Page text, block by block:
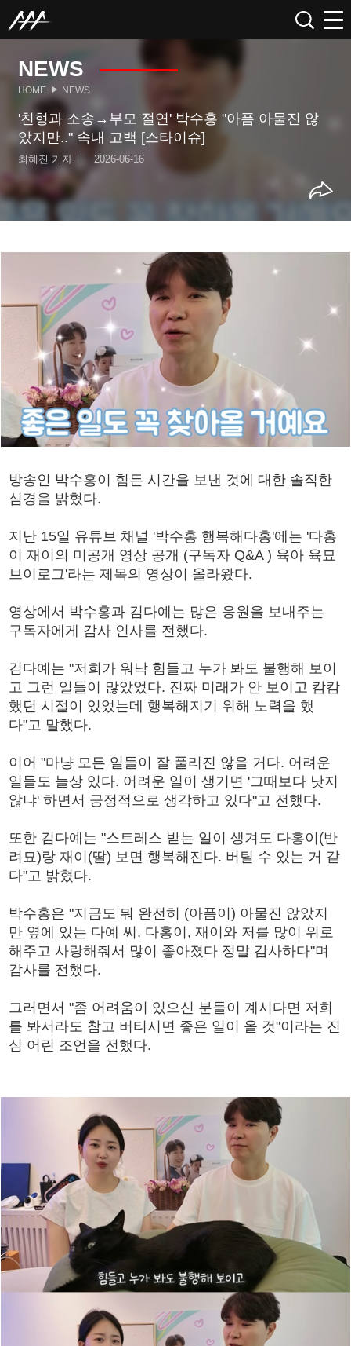
NEWS
HOME NEWS
'친형과 소송→부모 절연' 박수홍 "아픔 아물진 않
았지만.." 속내 고백 [스타이슈]
최혜진 기자 2026-06-16
방송인 박수홍이 힘든 시간을 보낸 것에 대한 솔직한
심경을 밝혔다.
지난 15일 유튜브 채널 '박수홍 행복해다홍'에는 '다홍
이 재이의 미공개 영상 공개 (구독자 Q&A ) 육아 육묘
브이로그'라는 제목의 영상이 올라왔다.
영상에서 박수홍과 김다예는 많은 응원을 보내주는
구독자에게 감사 인사를 전했다.
김다예는 "저희가 워낙 힘들고 누가 봐도 불행해 보이
고 그런 일들이 많았었다. 진짜 미래가 안 보이고 캄캄
했던 시절이 있었는데 행복해지기 위해 노력을 했
다"고 말했다.
이어 "마냥 모든 일들이 잘 풀리진 않을 거다. 어려운
일들도 늘상 있다. 어려운 일이 생기면 '그때보다 낫지
않냐' 하면서 긍정적으로 생각하고 있다"고 전했다.
또한 김다예는 "스트레스 받는 일이 생겨도 다홍이(반
려묘)랑 재이(딸) 보면 행복해진다. 버틸 수 있는 거 같
다"고 밝혔다.
박수홍은 "지금도 뭐 완전히 (아픔이) 아물진 않았지
만 옆에 있는 다예 씨, 다홍이, 재이와 저를 많이 위로
해주고 사랑해줘서 많이 좋아졌다 정말 감사하다"며
감사를 전했다.
그러면서 "좀 어려움이 있으신 분들이 계시다면 저희
를 봐서라도 참고 버티시면 좋은 일이 올 것"이라는 진
심 어린 조언을 전했다.